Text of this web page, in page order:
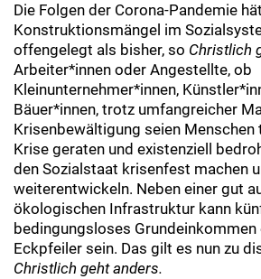
Die Folgen der Corona-Pandemie
Konstruktionsmängel im
offengelegt als bisher, so Christlich
Arbeiter*innen oder Angestellte, ob
Kleinunternehmer*innen,
Bäuer*innen, trotz umfangreicher
Krisenbewältigung seien Menschen
Krise geraten und existenziell
den Sozialstaat krisenfest machen
weiterentwickeln. Neben einer gut
ökologischen Infrastruktur kann
bedingungsloses
Eckpfeiler sein. Das gilt es nun zu
Christlich geht anders.